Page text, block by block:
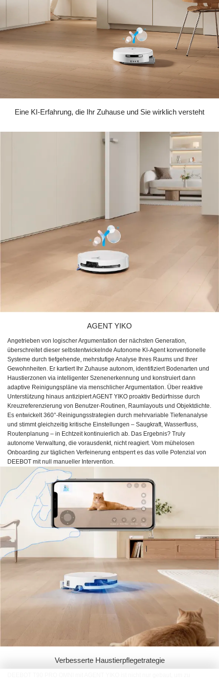
Eine KI-Erfahrung, die Ihr Zuhause und Sie wirklich versteht
AGENT YIKO
Angetrieben von logischer Argumentation der nächsten Generation,
überschreitet dieser selbstentwickelnde Autonome KI-Agent konventionelle
Systeme durch tiefgehende, mehrstufige Analyse Ihres Raums und Ihrer
Gewohnheiten. Er kartiert Ihr Zuhause autonom, identifiziert Bodenarten und
Haustierzonen via intelligenter Szenenerkennung und konstruiert dann
adaptive Reinigungspläne via menschlicher Argumentation. Über reaktive
Unterstützung hinaus antizipiert AGENT YIKO proaktiv Bedürfnisse durch
Kreuzreferenzierung von Benutzer-Routinen, Raumlayouts und Objektdichte.
Es entwickelt 360°-Reinigungsstrategien durch mehrvariable Tiefenanalyse
und stimmt gleichzeitig kritische Einstellungen – Saugkraft, Wasserfluss,
Routenplanung – in Echtzeit kontinuierlich ab. Das Ergebnis? Truly
autonome Verwaltung, die vorausdenkt, nicht reagiert. Vom mühelosen
Onboarding zur täglichen Verfeinerung entsperrt es das volle Potenzial von
DEEBOT mit null manueller Intervention.
Verbesserte Haustierpflegetrategie